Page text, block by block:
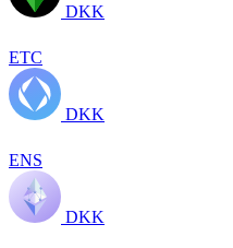
DKK
ETC
DKK
ENS
DKK